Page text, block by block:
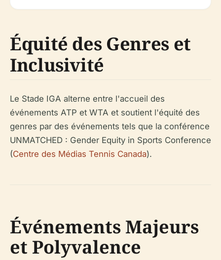
Équité des Genres et
Inclusivité
Le Stade IGA alterne entre l'accueil des
événements ATP et WTA et soutient l'équité des
genres par des événements tels que la conférence
UNMATCHED : Gender Equity in Sports Conference
(Centre des Médias Tennis Canada).
Événements Majeurs
et Polyvalence